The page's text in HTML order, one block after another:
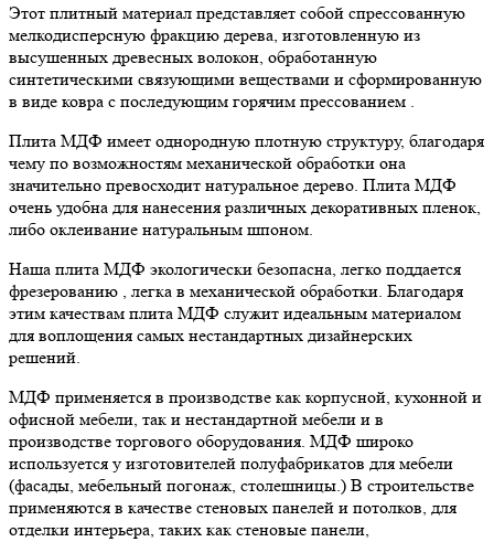
Этот плитный материал представляет собой спрессованную
мелкодисперсную фракцию дерева, изготовленную из
высушенных древесных волокон, обработанную
синтетическими связующими веществами и сформированную
в виде ковра с последующим горячим прессованием .
Плита МДФ имеет однородную плотную структуру, благодаря
чему по возможностям механической обработки она
значительно превосходит натуральное дерево. Плита МДФ
очень удобна для нанесения различных декоративных пленок,
либо оклеивание натуральным шпоном.
Наша плита МДФ экологически безопасна, легко поддается
фрезерованию , легка в механической обработки. Благодаря
этим качествам плита МДФ служит идеальным материалом
для воплощения самых нестандартных дизайнерских
решений.
МДФ применяется в производстве как корпусной, кухонной и
офисной мебели, так и нестандартной мебели и в
производстве торгового оборудования. МДФ широко
используется у изготовителей полуфабрикатов для мебели
(фасады, мебельный погонаж, столешницы.) В строительстве
применяются в качестве стеновых панелей и потолков, для
отделки интерьера, таких как стеновые панели,